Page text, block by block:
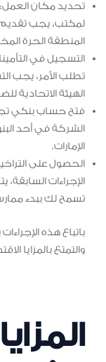
تحديد مكان
لمكتب، يجب تقديم
المنطقة الحرة
التسجيل في
تطلب الأمر، يجب
الهيئة الاتحادية
فتح حساب بنكي
الشركة في أحد
الإمارات.
الحصول على
الإجراءات السابقة،
تسمح لك ببدء
باتباع هذه
والتمتع بالمزايا